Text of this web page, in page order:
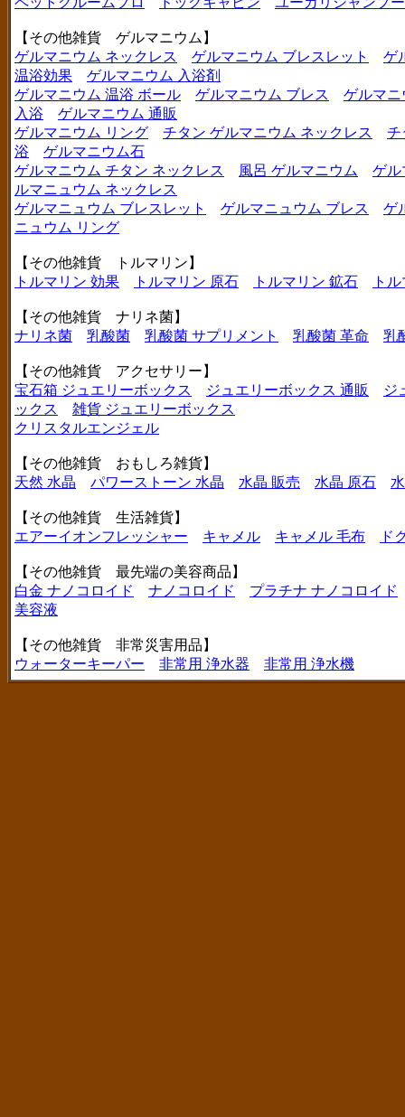
【その他雑貨 ゲルマニウム】
ゲルマニウム ネックレス
ゲルマニウム ブレスレット
ゲ
温浴効果
ゲルマニウム 入浴剤
ゲルマニウム 温浴 ボール
ゲルマニウム ブレス
ゲルマニ
入浴
ゲルマニウム 通販
ゲルマニウム リング
チタン ゲルマニウム ネックレス
チ
浴
ゲルマニウム石
ゲルマニウム チタン ネックレス
風呂 ゲルマニウム
ゲル
ルマニュウム ネックレス
ゲルマニュウム ブレスレット
ゲルマニュウム ブレス
ゲ
ニュウム リング
【その他雑貨 トルマリン】
トルマリン 効果
トルマリン 原石 トルマリン 鉱石 ト
【その他雑貨 ナリネ菌】
ナリネ菌
乳酸菌 乳酸菌 サプリメント 乳酸菌 革命 乳
【その他雑貨 アクセサリー】
宝石箱 ジュエリーボックス
ジュエリーボックス 通販
ジ
ックス
雑貨 ジュエリーボックス
クリスタルエンジェル
【その他雑貨 おもしろ雑貨】
天然 水晶
パワーストーン 水晶 水晶 販売 水晶 原石
【その他雑貨 生活雑貨】
エアーイオンフレッシャー
キャメル キャメル 毛布 ド
【その他雑貨 最先端の美容商品】
白金 ナノコロイド
ナノコロイド
プラチナ ナノコロイド
美容液
【その他雑貨 非常災害用品】
ウォーターキーパー
非常用 浄水器 非常用 浄水機